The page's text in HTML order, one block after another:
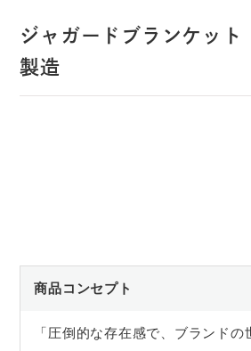
ジャガードブランケッ
製造
商品コンセプト
「圧倒的な存在感で、ブランドの